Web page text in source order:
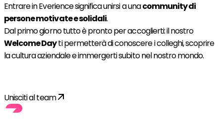
Entrare in Everience significa unirsi a unacommunity di
persone motivate e solidali.
Dal primo giorno tutto è pronto per accoglierti: il nostro
Welcome Dayti permetterà di conoscere i colleghi, scoprire
la cultura aziendale e immergerti subito nel nostro mondo.
Unisciti al team